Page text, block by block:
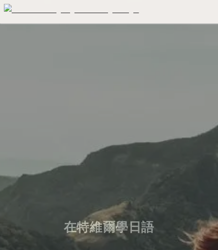
在特維爾學日語